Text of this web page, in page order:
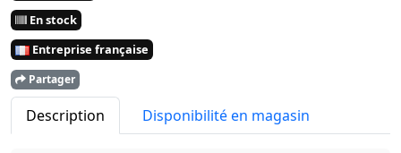
En stock
Entreprise française
Partager
Description Disponibilité en magasin